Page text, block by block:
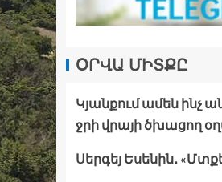
ՕՐՎԱ ՄԻՏՔԸ
Կյանքում ամեն ինչ
ջրի վրայի ծխացող
Սերգեյ Եսենին․